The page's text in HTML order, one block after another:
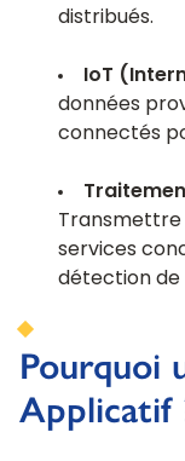
distribués.
IoT
données
connectés
Transmettre
services
détection de
Pourquoi
Applicatif